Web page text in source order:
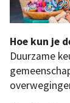
Hoe kun je
Duurzame